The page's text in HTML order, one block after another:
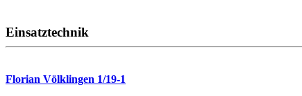
Einsatztechnik
Florian Völklingen 1/19-1